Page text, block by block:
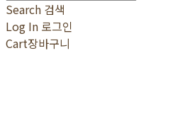
Search 검색
Log In 로그인
Cart장바구니